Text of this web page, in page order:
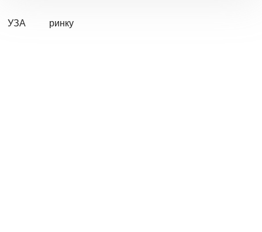
УЗА ринку